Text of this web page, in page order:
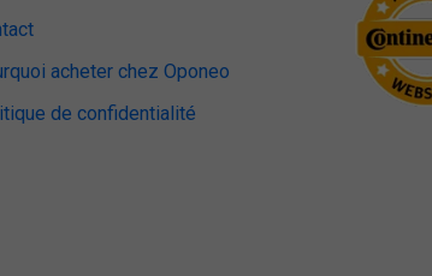
acheter chez Oponeo
de confidentialité